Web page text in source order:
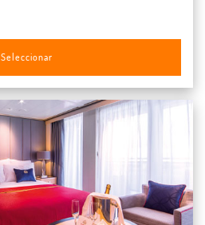
Seleccionar